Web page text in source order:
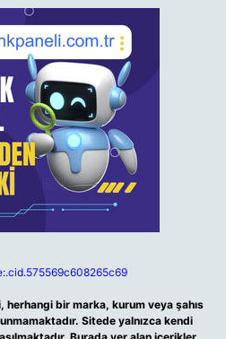
herhangi bir marka, kurum veya şahıs
Sitede yalnızca kendi